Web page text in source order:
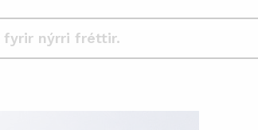
fyrir nýrri fréttir.